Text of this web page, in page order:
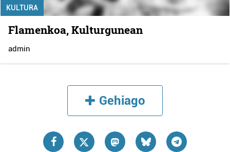
KULTURA
Flamenkoa, Kulturgunean
admin
Gehiago